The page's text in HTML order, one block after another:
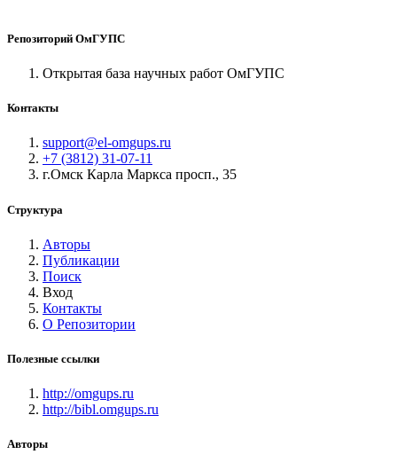
Репозиторий ОмГУПС
Открытая база научных работ ОмГУПС
Контакты
support@el-omgups.ru
+7 (3812) 31-07-11
г.Омск Карла Маркса просп., 35
Структура
Авторы
Публикации
Поиск
Вход
Контакты
О Репозитории
Полезные ссылки
http://omgups.ru
http://bibl.omgups.ru
Авторы